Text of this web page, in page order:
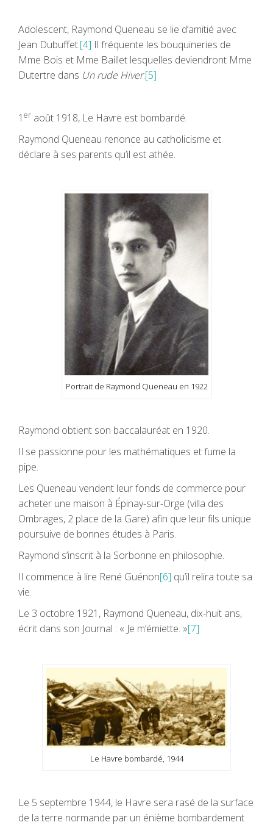
Adolescent, Raymond Queneau se lie d’amitié avec
Jean Dubuffet.[4] Il fréquente les bouquineries de
Mme Bois et Mme Baillet lesquelles deviendront Mme
Dutertre dans Un rude Hiver.[5]
1 er août 1918, Le Havre est bombardé.
Raymond Queneau renonce au catholicisme et
déclare à ses parents qu’il est athée.
Portrait de Raymond Queneau en 1922
Raymond obtient son baccalauréat en 1920.
Il se passionne pour les mathématiques et fume la
pipe.
Les Queneau vendent leur fonds de commerce pour
acheter une maison à Épinay-sur-Orge (villa des
Ombrages, 2 place de la Gare) afin que leur fils unique
poursuive de bonnes études à Paris.
Raymond s’inscrit à la Sorbonne en philosophie.
Il commence à lire René Guénon[6] qu’il relira toute sa
vie.
Le 3 octobre 1921, Raymond Queneau, dix-huit ans,
écrit dans son Journal : « Je m’émiette. »[7]
Le Havre bombardé, 1944
Le 5 septembre 1944, le Havre sera rasé de la surface
de la terre normande par un énième bombardement